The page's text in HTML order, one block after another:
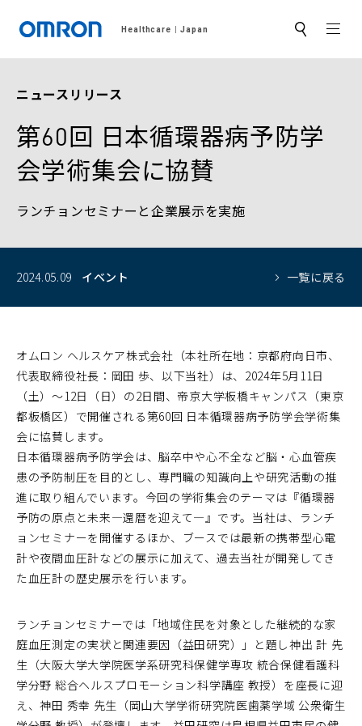
Healthcare Japan サ
ト
ニュースリリース
第60回 日本循環器病予防学
会学術集会に協賛
ランチョンセミナーと企業展示を実施
2024.05.09 イベント 一覧に戻る
オムロン ヘルスケア株式会社（本社所在地：京都府向日市、
代表取締役社長：岡田 歩、以下当社）は、2024年5月11日
（土）～12日（日）の2日間、帝京大学板橋キャンパス（東京
都板橋区）で開催される第60回 日本循環器病予防学会学術集
会に協賛します。
日本循環器病予防学会は、脳卒中や心不全など脳・心血管疾
患の予防制圧を目的とし、専門職の知識向上や研究活動の推
進に取り組んでいます。今回の学術集会のテーマは『循環器
予防の原点と未来―還暦を迎えて―』です。当社は、ランチ
ョンセミナーを開催するほか、ブースでは最新の携帯型心電
計や夜間血圧計などの展示に加えて、過去当社が開発してき
た血圧計の歴史展示を行います。
ランチョンセミナーでは「地域住民を対象とした継続的な家
庭血圧測定の実状と関連要因（益田研究）」と題し神出 計 先
生（大阪大学大学院医学系研究科保健学専攻 統合保健看護科
学分野 総合ヘルスプロモーション科学講座 教授）を座長に迎
え、神田 秀幸 先生（岡山大学学術研究院医歯薬学域 公衆衛生